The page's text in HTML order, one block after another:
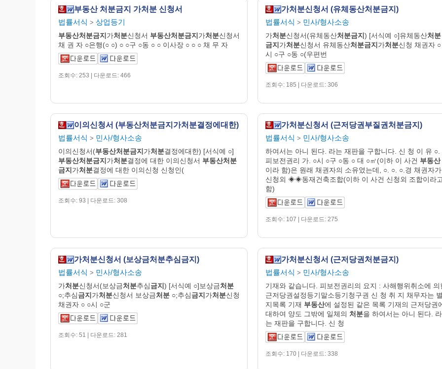
부동산 처분금지 가처분 신청서
법률서식 > 상업등기
부동산처분금지가처분신청서 부동산처분금지가처분신청서
채 권 자 ○은행(○ ○) ○ ○구 ○동 ○ ○ 이사장 ○ ○ ○ 채 무 자
조회수: 253 | 다운로드: 466
가처분신청서 (유체동산처분금지)
법률서식 > 민사/형사소송
가처분신청서(유체동산처분금지) [서식예 ○]유체동산처분
금지가처분신청서 유체동산처분금지가처분신청 채권자
시 ○구 ○동 ○(우편번
조회수: 185 | 다운로드: 306
이의신청서 (부동산처분금지가처분결정에대한)
법률서식 > 민사/형사소송
이의신청서(부동산처분금지가처분결정에대한) [서식예 ○]
부동산처분금지가처분결정에 대한 이의신청서 부동산처분
금지가처분결정에 대한 이의신청 신청인(
조회수: 93 | 다운로드: 308
가처분신청서 (근저당권부질권처분금지)
법률서식 > 민사/형사소송
하여서는 아니 된다. 라는 재판을 구합니다. 신 청 이 유 ○.
피보전권리 가. ○시 ○구 ○동 ○ 대 ○㎡(이하 이 사건 부동산
이라 함)은 원래 채권자의 소유였는데, ○. ○. ○.경 채권자가
신청외 ◈◈동재건축조합(이하 이 사건 신청외 조합이라
함)
조회수: 107 | 다운로드: 275
가처분신청서 (보상금처분추심금지)
법률서식 > 민사/형사소송
가처분신청서(보상금처분추심금지) [서식예 ○]보상금처분
○;추심금지가처분신청서 보상금처분 ○;추심금지가처분신청
채권자 ○ ○시 ○군
조회수: 51 | 다운로드: 281
가처분신청서 (근저당권처분금지)
법률서식 > 민사/형사소송
기재와 같습니다. 피보전권리의 요지 : 사해행위취소에 의
근저당권설정등기말소등기청구권 신 청 취 지 채무자는
지목록 기재 부동산에 설정된 같은 목록 기재의 근저당권
대하여 양도 그밖에 일체의 처분을 하여서는 아니 된다. 라
는 재판을 구합니다. 신 청
조회수: 170 | 다운로드: 338